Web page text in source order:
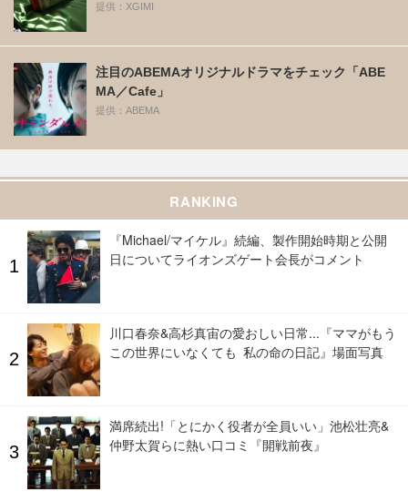
提供：XGIMI
注目のABEMAオリジナルドラマをチェック「ABE
MA／Cafe」
提供：ABEMA
RANKING
『Michael/マイケル』続編、製作開始時期と公開
日についてライオンズゲート会長がコメント
川口春奈&高杉真宙の愛おしい日常...『ママがもう
この世界にいなくても 私の命の日記』場面写真
満席続出!「とにかく役者が全員いい」池松壮亮&
仲野太賀らに熱い口コミ『開戦前夜』